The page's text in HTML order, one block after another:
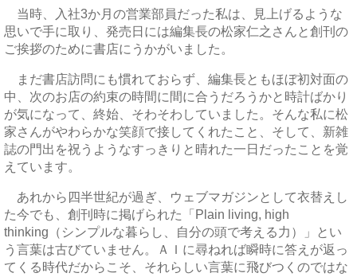
当時、入社3か月の営業部員だった私は、見上げるような
思いで手に取り、発売日には編集長の松家仁之さんと創刊の
ご挨拶のために書店にうかがいました。
まだ書店訪問にも慣れておらず、編集長ともほぼ初対面の
中、次のお店の約束の時間に間に合うだろうかと時計ばかり
が気になって、終始、そわそわしていました。そんな私に松
家さんがやわらかな笑顔で接してくれたこと、そして、新雑
誌の門出を祝うようなすっきりと晴れた一日だったことを覚
えています。
あれから四半世紀が過ぎ、ウェブマガジンとして衣替えし
た今でも、創刊時に掲げられた「Plain living, high
thinking（シンプルな暮らし、自分の頭で考える力）」とい
う言葉は古びていません。ＡＩに尋ねれば瞬時に答えが返っ
てくる時代だからこそ、それらしい言葉に飛びつくのではな